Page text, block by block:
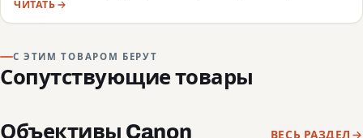
камеры, маркировка, документы — и какие красные флаги
говорят о подделке или сером импорте.
ЧИТАТЬ
С ЭТИМ ТОВАРОМ БЕРУТ
Сопутствующие товары
Объективы Canon ВЕСЬ РАЗДЕЛ